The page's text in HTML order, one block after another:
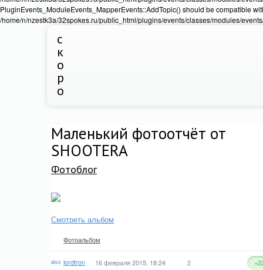
PluginEvents_ModuleEvents_MapperEvents::AddTopic() should be compatible
/home/n/nzestk3a/32spokes.ru/public_html/plugins/events/classes/modules/
с
к
о
р
о
Маленький фотоотчёт от
SHOOTERA
Фотоблог
Смотреть альбом
Фотоальбом
lordtron 16 февраля 2015, 18:24 2